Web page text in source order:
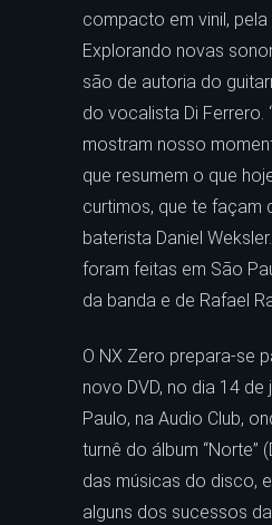
compacto em vinil, pela
Explorando novas
são de autoria do
do vocalista Di Ferrero.
mostram nosso
que resumem o que
curtimos, que te façam
baterista Daniel
foram feitas em São
da banda e de Rafael
O NX Zero prepara-se
novo DVD, no dia 14 de
Paulo, na Audio Club,
turnê do álbum “Norte”
das músicas do disco,
alguns dos sucessos